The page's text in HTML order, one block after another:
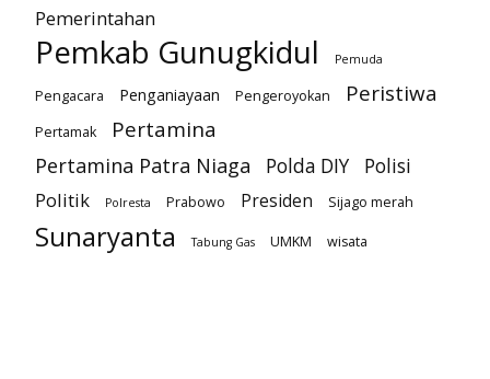
Pemerintahan
Pemkab Gunugkidul Pemuda
Pengacara Penganiayaan Pengeroyokan Peristiwa
Pertamak Pertamina
Pertamina Patra Niaga Polda DIY
Polisi
Politik
Polresta Prabowo Presiden Sijago merah
Sunaryanta Tabung Gas UMKM wisata